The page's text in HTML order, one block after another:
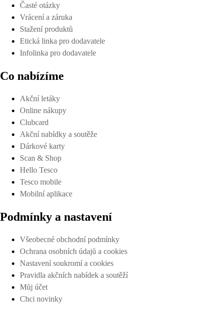
Časté otázky
Vrácení a záruka
Stažení produktů
Etická linka pro dodavatele
Infolinka pro dodavatele
Co nabízíme
Akční letáky
Online nákupy
Clubcard
Akční nabídky a soutěže
Dárkové karty
Scan & Shop
Hello Tesco
Tesco mobile
Mobilní aplikace
Podmínky a nastavení
Všeobecné obchodní podmínky
Ochrana osobních údajů a cookies
Nastavení soukromí a cookies
Pravidla akčních nabídek a soutěží
Můj účet
Chci novinky